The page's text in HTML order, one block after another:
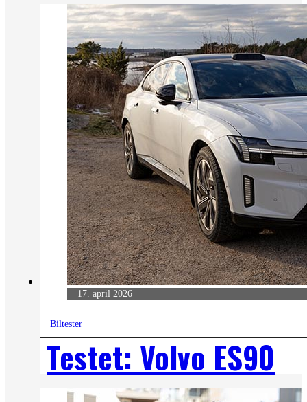
17. april 2026
Biltester
Testet: Volvo ES90